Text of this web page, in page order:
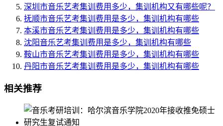
深圳市音乐艺考集训费用多少，集训机构又有哪些呢？
抚顺市音乐艺考集训费用是多少，集训机构有哪些
本溪市音乐艺考集训费用是多少，集训机构有哪些
沈阳音乐艺考集训费用是多少，集训机构有哪些
鞍山市音乐艺考集训费用是多少，集训机构有哪些
丹阳市音乐艺考集训费用是多少，集训机构有哪些
相关推荐